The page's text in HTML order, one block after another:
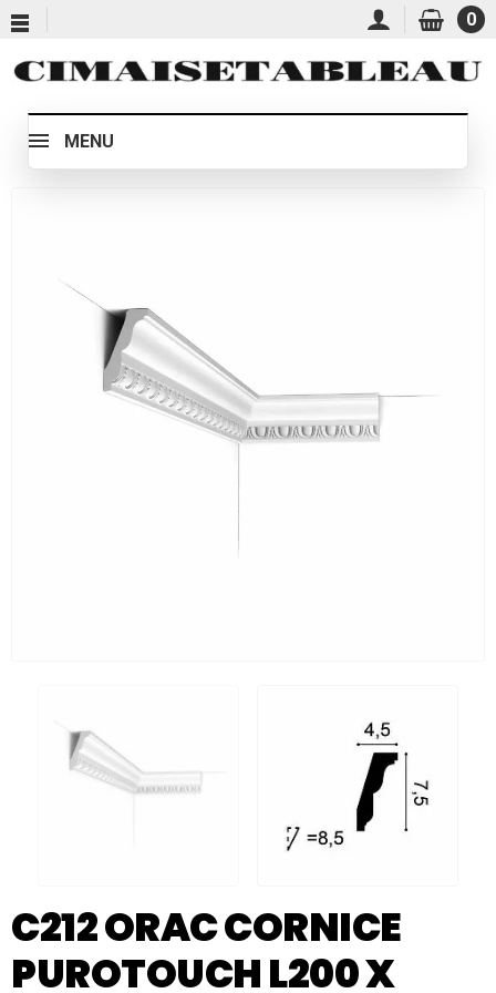
0
MENU
C212 ORAC CORNICE
PUROTOUCH L200 X